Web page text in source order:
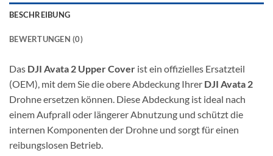
BESCHREIBUNG
BEWERTUNGEN (0)
Das DJI Avata 2 Upper Cover ist ein offizielles Ersatzteil
(OEM), mit dem Sie die obere Abdeckung Ihrer DJI Avata 2
Drohne ersetzen können. Diese Abdeckung ist ideal nach
einem Aufprall oder längerer Abnutzung und schützt die
internen Komponenten der Drohne und sorgt für einen
reibungslosen Betrieb.